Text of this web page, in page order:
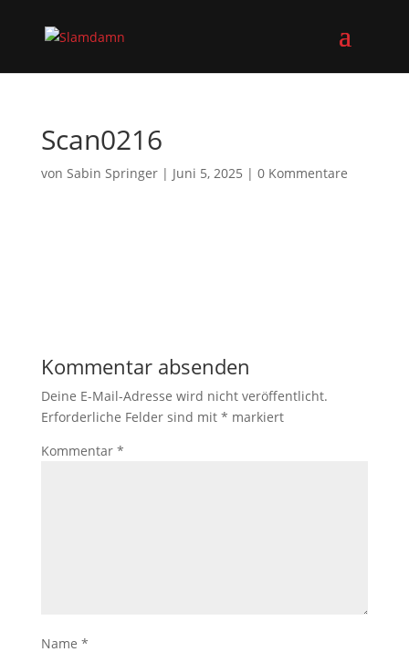
Scan0216
von Sabin Springer| Juni 5, 2025 | 0 Kommentare
Kommentar absenden
Deine E-Mail-Adresse wird nicht veröffentlicht.
Erforderliche Felder sind mit * markiert
Kommentar *
Name *